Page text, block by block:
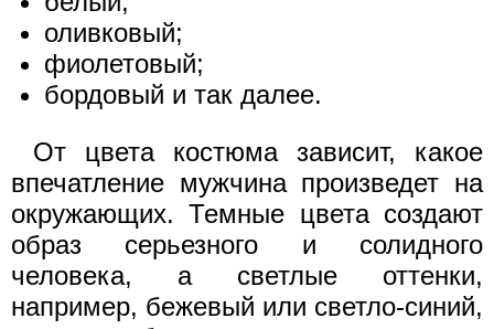
оливковый;
фиолетовый;
бордовый и так далее.
От цвета костюма зависит, какое
впечатление мужчина произведет на
окружающих. Темные цвета создают
образ серьезного и солидного
человека, а светлые оттенки,
например, бежевый или светло-синий,